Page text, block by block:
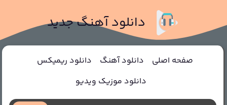
دانلود آهنگ جدید
صفحه اصلی دانلود آهنگ
دانلود ریمیکس
دانلود موزیک ویدیو